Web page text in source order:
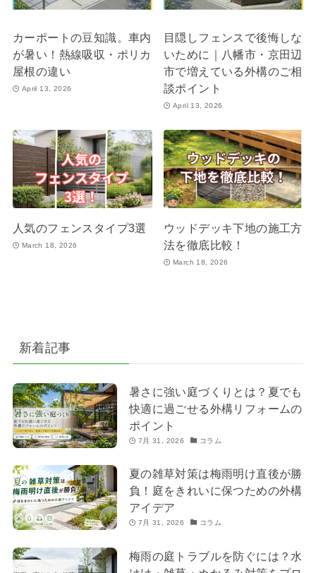
カーポートの豆知識。車内
が暑い！熱線吸収・ポリカ
屋根の違い
April 13, 2026
目隠しフェンスで後悔しな
いために｜八幡市・京田辺
市で増えている外構のご相
談ポイント
April 13, 2026
人気のフェンスタイプ3選
March 18, 2026
ウッドデッキ下地の施工方
法を徹底比較！
March 18, 2026
新着記事
暑さに強い庭づくりとは？夏でも
快適に過ごせる外構リフォームの
ポイント
7月 31, 2026 コラム
夏の雑草対策は梅雨明け直後が勝
負！庭をきれいに保つための外構
アイデア
7月 31, 2026 コラム
梅雨の庭トラブルを防ぐには？水